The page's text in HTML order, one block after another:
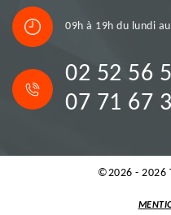
09h à 19h du lundi
02 52 56
07 71 67
©2026 - 2026